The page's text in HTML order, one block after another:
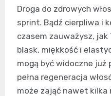
Droga do zdrowych
sprint. Bądź cierpliwa i
czasem zauważysz, jak
blask, miękkość i
mogą być widoczne już
pełna regeneracja
może zająć nawet kilka